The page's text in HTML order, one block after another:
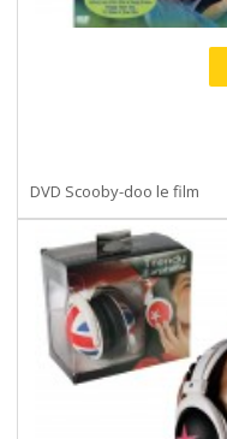
DVD Scooby-doo le film